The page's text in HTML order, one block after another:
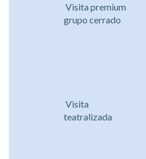
Visita premium
grupo cerrado
Visita
teatralizada